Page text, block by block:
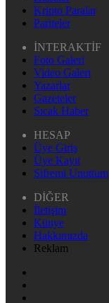
Kripto Paralar
Pariteler
İNTERAKTİF
Foto Galeri
Video Galeri
Yazarlar
Gazeteler
Sıcak Haber
HESAP
Üye Giriş
Üye Kayıt
Şifremi Unuttum
DİĞER
İletişim
Künye
Hakkımızda
Reklam